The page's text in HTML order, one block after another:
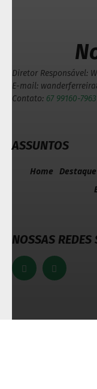
Diretor Responsável:
E-mail:
Contato: 67 99160-7963
ASSUNTOS
Home Destaque
NOSSAS REDES